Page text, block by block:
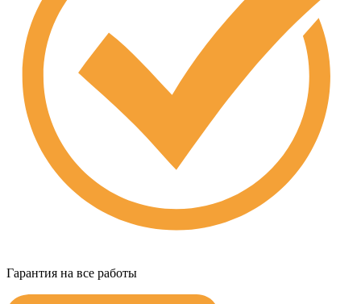
Гарантия на все работы